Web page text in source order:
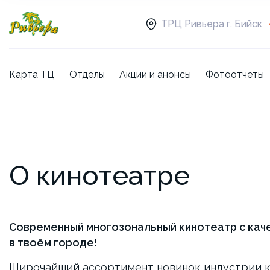
ТРЦ Ривьера г. Бийск
Карта ТЦ Отделы Акции и анонсы Фотоотчеты
О кинотеатре
Современный многозональный кинотеатр с
в твоём городе!
Широчайший ассортимент новинок индустрии